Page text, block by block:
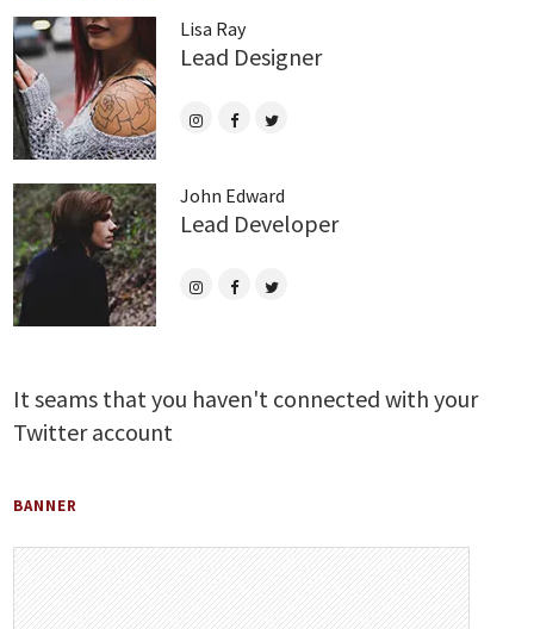
Lisa Ray
Lead Designer
John Edward
Lead Developer
It seams that you haven't connected with your
Twitter account
BANNER